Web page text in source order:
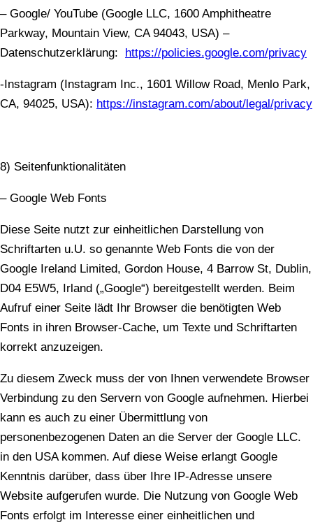
– Google/ YouTube (Google LLC, 1600 Amphitheatre
Parkway, Mountain View, CA 94043, USA) –
Datenschutzerklärung: https://policies.google.com/privacy
-Instagram (Instagram Inc., 1601 Willow Road, Menlo Park,
CA, 94025, USA): https://instagram.com/about/legal/privacy
8) Seitenfunktionalitäten
– Google Web Fonts
Diese Seite nutzt zur einheitlichen Darstellung von
Schriftarten u.U. so genannte Web Fonts die von der
Google Ireland Limited, Gordon House, 4 Barrow St, Dublin,
D04 E5W5, Irland („Google“) bereitgestellt werden. Beim
Aufruf einer Seite lädt Ihr Browser die benötigten Web
Fonts in ihren Browser-Cache, um Texte und Schriftarten
korrekt anzuzeigen.
Zu diesem Zweck muss der von Ihnen verwendete Browser
Verbindung zu den Servern von Google aufnehmen. Hierbei
kann es auch zu einer Übermittlung von
personenbezogenen Daten an die Server der Google LLC.
in den USA kommen. Auf diese Weise erlangt Google
Kenntnis darüber, dass über Ihre IP-Adresse unsere
Website aufgerufen wurde. Die Nutzung von Google Web
Fonts erfolgt im Interesse einer einheitlichen und